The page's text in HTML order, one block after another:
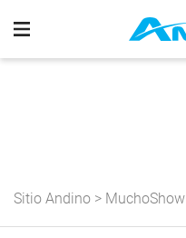
Sitio Andino > MuchoShow